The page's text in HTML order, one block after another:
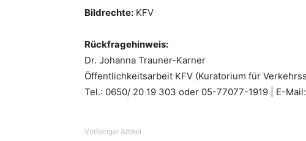
Bildrechte: KFV
Rückfragehinweis:
Dr. Johanna Trauner-Karner
Öffentlichkeitsarbeit KFV (Kuratorium für
Tel.: 0650/ 20 19 303 oder 05-77077-1919 | E-Mail:
Vorheriger Artikel